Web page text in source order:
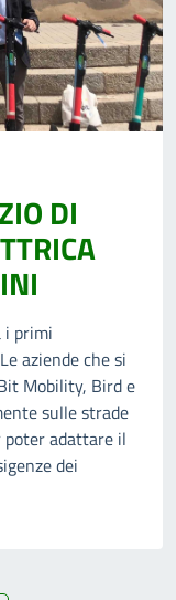
DI
i primi
aziende che si
Mobility, Bird e
sulle strade
adattare il
dei